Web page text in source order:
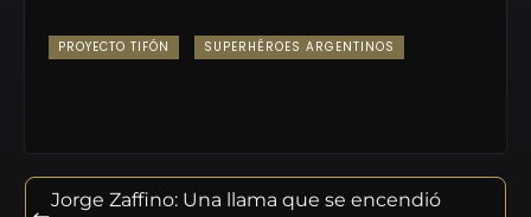
PROYECTO TIFÓN SUPERHÉROES ARGENTINOS
Jorge Zaffino: Una llama que se encendió